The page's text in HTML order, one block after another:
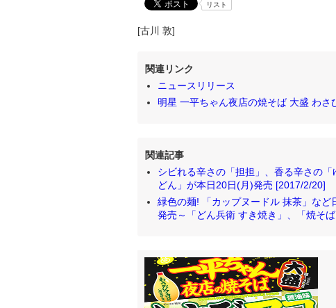
リスト
[古川 敦]
関連リンク
ニュースリリース
明星 一平ちゃん夜店の焼そば 大盛 わさ
関連記事
シビれる辛さの「担担」、香る辛さの
どん」が本日20日(月)発売 [2017/2/20]
緑色の麺! 「カップヌードル 抹茶」な
発売～「どん兵衛 すき焼き」、「焼そ